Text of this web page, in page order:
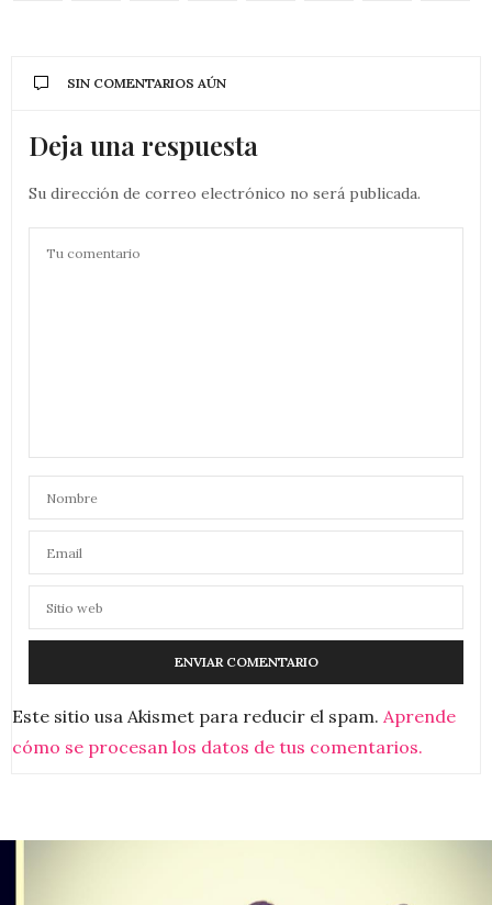
SIN COMENTARIOS AÚN
Deja una respuesta
Su dirección de correo electrónico no será publicada.
Este sitio usa Akismet para reducir el spam. Aprende
cómo se procesan los datos de tus comentarios.